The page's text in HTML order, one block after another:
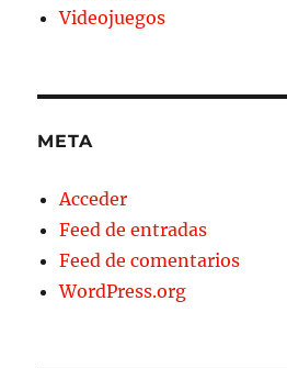
Videojuegos
META
Acceder
Feed de entradas
Feed de comentarios
WordPress.org